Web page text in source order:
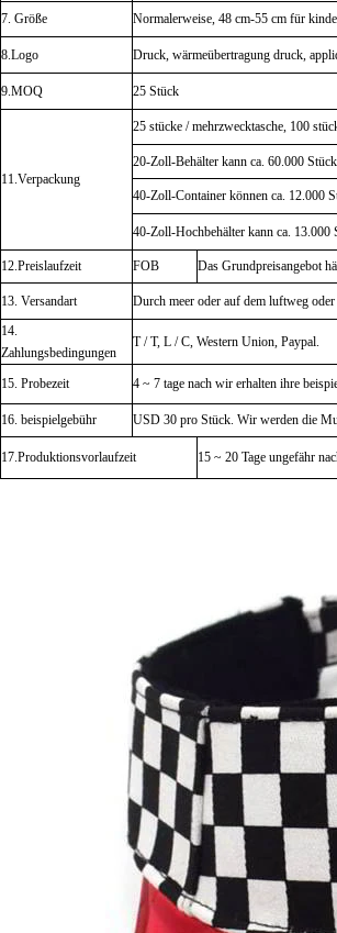
7. Größe Normalerweise, 48 cm-55 cm für
8.Logo Druck, wärmeübertragung druck,
9.MOQ 25 Stück
11.Verpackung
25 stücke / mehrzwecktasche, 100
20-Zoll-Behälter kann ca. 60.000
40-Zoll-Container können ca. 12.000
40-Zoll-Hochbehälter kann ca. 13.000
12.Preislaufzeit FOB Das Grundpreisangebot
13. Versandart
Durch meer oder auf dem luftweg oder
14.
Zahlungsbedingungen
T / T, L / C, Western Union, Paypal.
15. Probezeit 4 ~ 7 tage nach wir erhalten ihre
16. beispielgebühr USD 30 pro Stück. Wir werden die
17.Produktionsvorlaufzeit 15 ~ 20 Tage ungefähr